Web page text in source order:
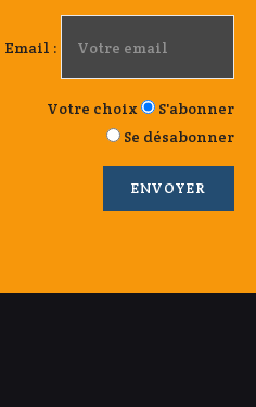
Email :
Votre choix
S'abonner
Se désabonner